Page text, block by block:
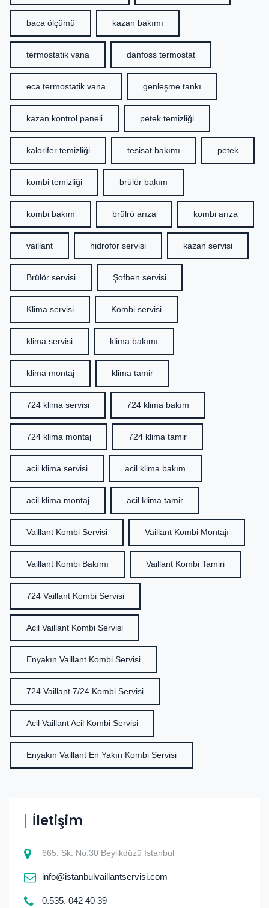
baca ölçümü kazan bakımı
termostatik vana danfoss termostat
eca termostatik vana genleşme tankı
kazan kontrol paneli petek temizliği
kalorifer temizliği tesisat bakımı petek
kombi temizliği brülör bakım
kombi bakım brülrö arıza kombi arıza
vaillant hidrofor servisi kazan servisi
Brülör servisi Şofben servisi
Klima servisi Kombi servisi
klima servisi klima bakımı
klima montaj klima tamir
724 klima servisi 724 klima bakım
724 klima montaj 724 klima tamir
acil klima servisi acil klima bakım
acil klima montaj acil klima tamir
Vaillant Kombi Servisi Vaillant Kombi Montajı
Vaillant Kombi Bakımı Vaillant Kombi Tamiri
724 Vaillant Kombi Servisi
Acil Vaillant Kombi Servisi
Enyakın Vaillant Kombi Servisi
724 Vaillant 7/24 Kombi Servisi
Acil Vaillant Acil Kombi Servisi
Enyakın Vaillant En Yakın Kombi Servisi
İletişim
665. Sk. No:30 Beylikdüzü İstanbul
info@istanbulvaillantservisi.com
0.535. 042 40 39